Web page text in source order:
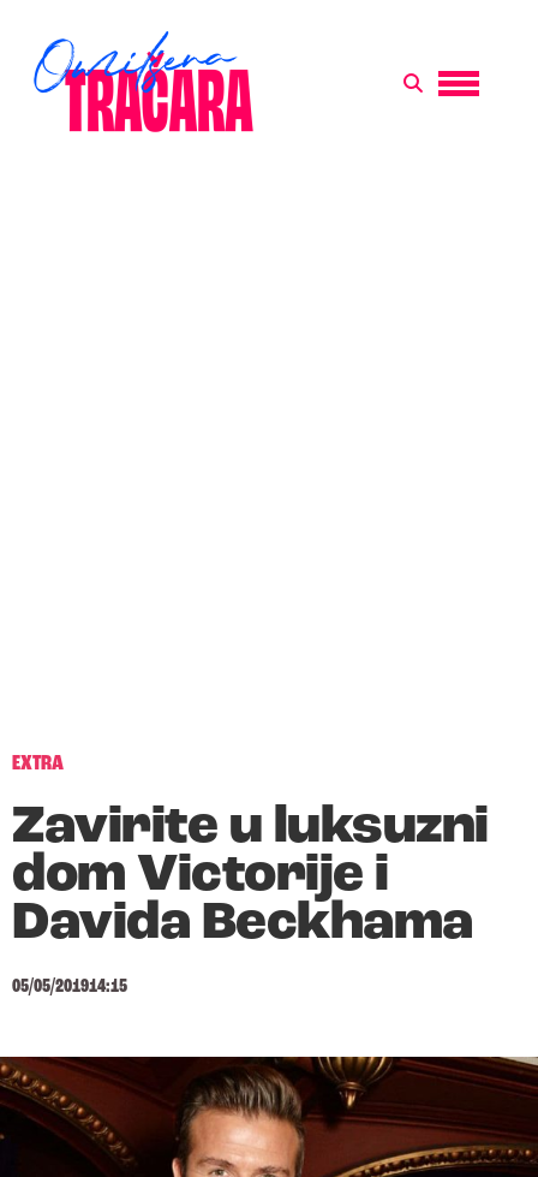
EXTRA
Zavirite u luksuzni
dom Victorije i
Davida Beckhama
05/05/201914:15